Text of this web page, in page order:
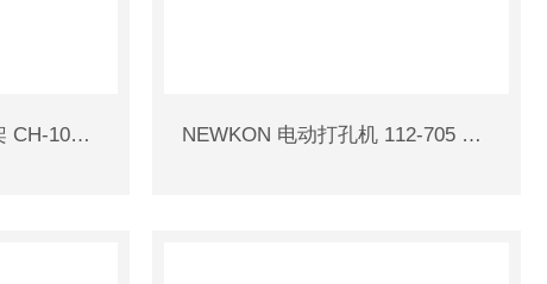
HORIBA电极用塑料支架 CH-101-1.0仓库现货 NEWKON 电动打孔机 112-705 仓库现货 玉崎